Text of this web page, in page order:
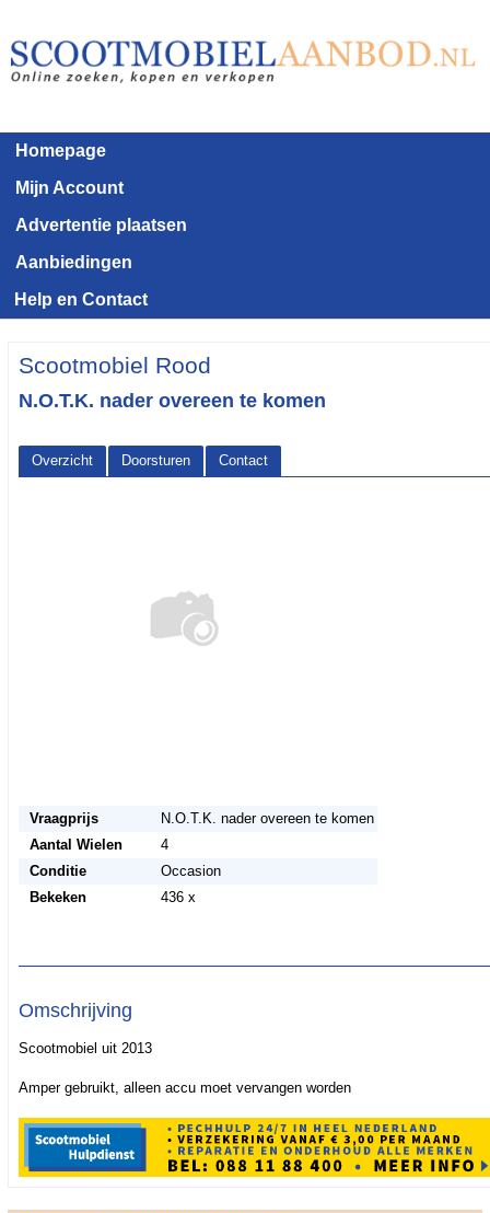
Homepage
Mijn Account
Advertentie plaatsen
Aanbiedingen
Help en Contact
Scootmobiel Rood
N.O.T.K. nader overeen te komen
Overzicht Doorsturen
Contact
Vraagprijs
N.O.T.K. nader overeen te komen
Aantal Wielen
4
Conditie
Occasion
Bekeken
436 x
Omschrijving
Scootmobiel uit 2013
Amper gebruikt, alleen accu moet vervangen worden